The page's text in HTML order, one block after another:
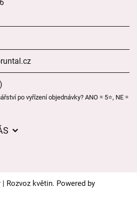
po vyřízení objednávky? ANO = 5⭐, NE =
Rozvoz květin. Powered by